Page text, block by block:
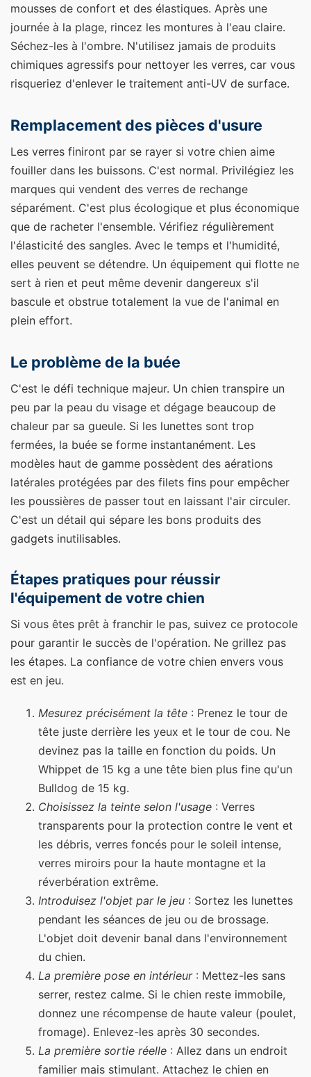
mousses de confort et des élastiques. Après une
journée à la plage, rincez les montures à l'eau claire.
Séchez-les à l'ombre. N'utilisez jamais de produits
chimiques agressifs pour nettoyer les verres, car vous
risqueriez d'enlever le traitement anti-UV de surface.
Remplacement des pièces d'usure
Les verres finiront par se rayer si votre chien aime
fouiller dans les buissons. C'est normal. Privilégiez les
marques qui vendent des verres de rechange
séparément. C'est plus écologique et plus économique
que de racheter l'ensemble. Vérifiez régulièrement
l'élasticité des sangles. Avec le temps et l'humidité,
elles peuvent se détendre. Un équipement qui flotte ne
sert à rien et peut même devenir dangereux s'il
bascule et obstrue totalement la vue de l'animal en
plein effort.
Le problème de la buée
C'est le défi technique majeur. Un chien transpire un
peu par la peau du visage et dégage beaucoup de
chaleur par sa gueule. Si les lunettes sont trop
fermées, la buée se forme instantanément. Les
modèles haut de gamme possèdent des aérations
latérales protégées par des filets fins pour empêcher
les poussières de passer tout en laissant l'air circuler.
C'est un détail qui sépare les bons produits des
gadgets inutilisables.
Étapes pratiques pour réussir
l'équipement de votre chien
Si vous êtes prêt à franchir le pas, suivez ce protocole
pour garantir le succès de l'opération. Ne grillez pas
les étapes. La confiance de votre chien envers vous
est en jeu.
Mesurez précisément la tête : Prenez le tour de
tête juste derrière les yeux et le tour de cou. Ne
devinez pas la taille en fonction du poids. Un
Whippet de 15 kg a une tête bien plus fine qu'un
Bulldog de 15 kg.
Choisissez la teinte selon l'usage : Verres
transparents pour la protection contre le vent et
les débris, verres foncés pour le soleil intense,
verres miroirs pour la haute montagne et la
réverbération extrême.
Introduisez l'objet par le jeu : Sortez les lunettes
pendant les séances de jeu ou de brossage.
L'objet doit devenir banal dans l'environnement
du chien.
La première pose en intérieur: Mettez-les sans
serrer, restez calme. Si le chien reste immobile,
donnez une récompense de haute valeur (poulet,
fromage). Enlevez-les après 30 secondes.
La première sortie réelle : Allez dans un endroit
familier mais stimulant. Attachez le chien en